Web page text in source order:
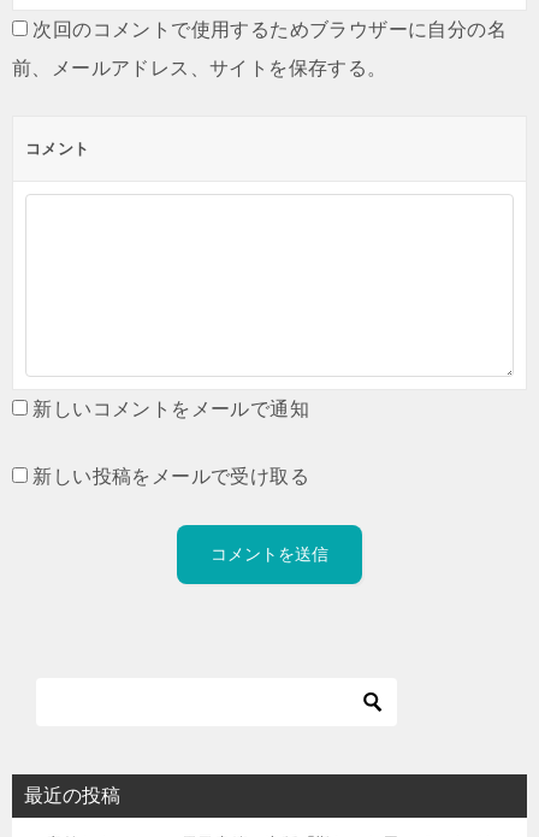
次回のコメントで使用するためブラウザーに自分の名
前、メールアドレス、サイトを保存する。
コメント
新しいコメントをメールで通知
新しい投稿をメールで受け取る
最近の投稿